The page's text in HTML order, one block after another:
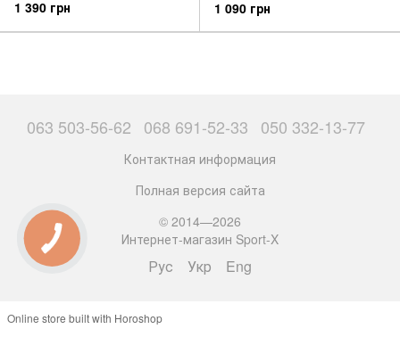
1 390 грн 1 090 грн
063 503-56-62 068 691-52-33 050 332-13-77
Контактная информация
Полная версия сайта
© 2014—2026
Интернет-магазин Sport-X
Рус Укр Eng
Online store built with Horoshop